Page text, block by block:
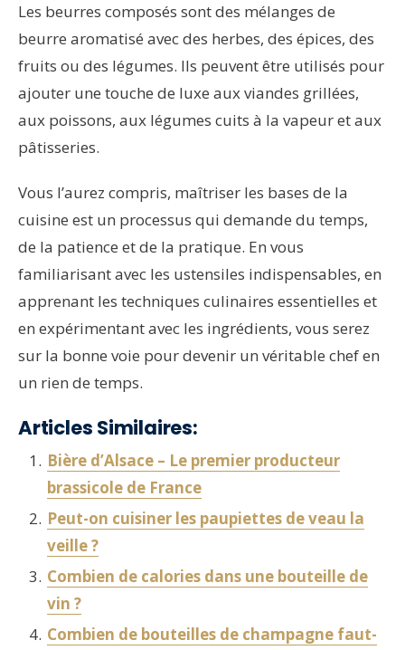
Les beurres composés sont des mélanges de
beurre aromatisé avec des herbes, des épices, des
fruits ou des légumes. Ils peuvent être utilisés pour
ajouter une touche de luxe aux viandes grillées,
aux poissons, aux légumes cuits à la vapeur et aux
pâtisseries.
Vous l’aurez compris, maîtriser les bases de la
cuisine est un processus qui demande du temps,
de la patience et de la pratique. En vous
familiarisant avec les ustensiles indispensables, en
apprenant les techniques culinaires essentielles et
en expérimentant avec les ingrédients, vous serez
sur la bonne voie pour devenir un véritable chef en
un rien de temps.
Articles Similaires:
Bière d’Alsace – Le premier producteur
brassicole de France
Peut-on cuisiner les paupiettes de veau la
veille ?
Combien de calories dans une bouteille de
vin ?
Combien de bouteilles de champagne faut-